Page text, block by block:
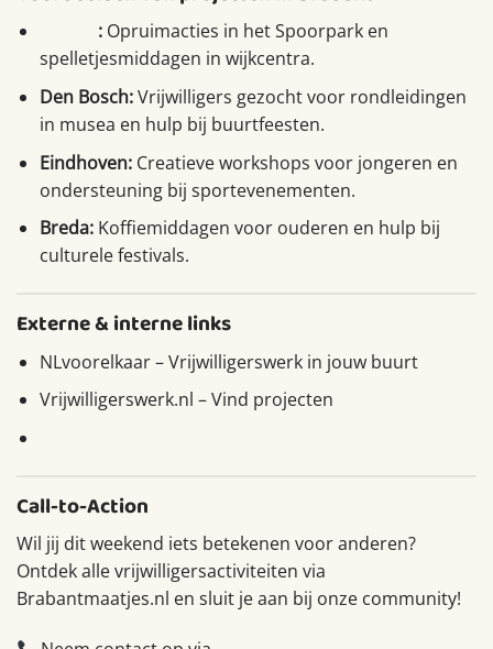
:Opruimacties in het Spoorpark en
spelletjesmiddagen in wijkcentra.
Den Bosch:Vrijwilligers gezocht voor rondleidingen
in musea en hulp bij buurtfeesten.
Eindhoven:Creatieve workshops voor jongeren en
ondersteuning bij sportevenementen.
Breda:Koffiemiddagen voor ouderen en hulp bij
culturele festivals.
Externe & interne links
NLvoorelkaar – Vrijwilligerswerk in jouw buurt
Vrijwilligerswerk.nl – Vind projecten
Call-to-Action
Wil jij dit weekend iets betekenen voor anderen?
Ontdek alle vrijwilligersactiviteiten via
Brabantmaatjes.nl en sluit je aan bij onze community!